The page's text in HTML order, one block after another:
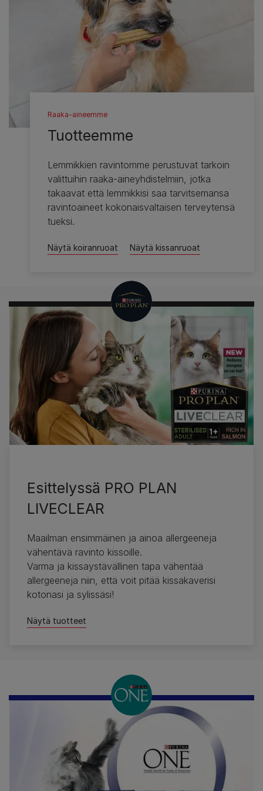
Raaka-aineemme
Tuotteemme
Lemmikkien ravintomme perustuvat tarkoin
valittuihin raaka-aineyhdistelmiin, jotka
takaavat että lemmikkisi saa tarvitsemansa
ravintoaineet kokonaisvaltaisen terveytensä
tueksi.
Näytä koiranruoat Näytä kissanruoat
Esittelyssä PRO PLAN
LIVECLEAR​
Maailman ensimmäinen ja ainoa allergeeneja
vähentävä ravinto kissoille.
Varma ja kissaystävällinen tapa vähentää
allergeeneja niin, että voit pitää kissakaverisi
kotonasi ja sylissäsi!
Näytä tuotteet